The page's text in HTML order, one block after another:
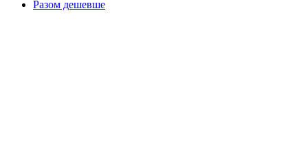
Разом дешевше